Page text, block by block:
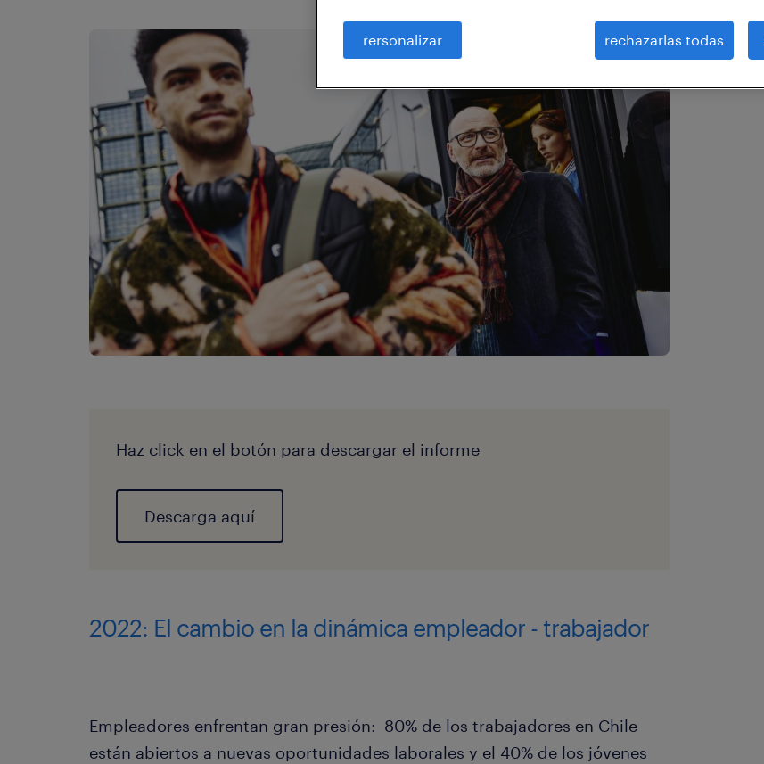
Haz click en el botón para descargar el informe
Descarga aquí
2022: El cambio en la dinámica empleador - trabajador
Empleadores enfrentan gran presión: 80% de los trabajadores en Chile
están abiertos a nuevas oportunidades laborales y el 40% de los jóvenes
rersonalizar rechazarlas todas